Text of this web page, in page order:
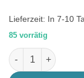
Lieferzeit: In 7-10
85 vorrätig